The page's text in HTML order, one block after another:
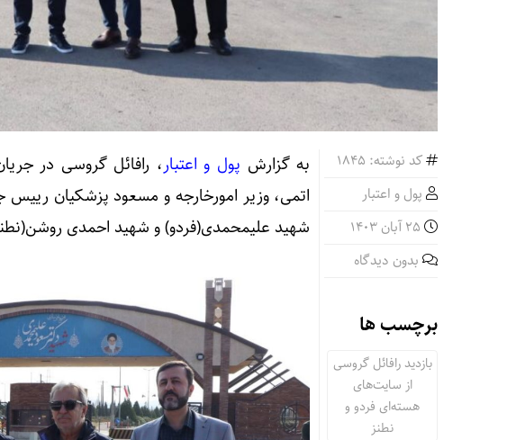
کد نوشته: 1845
پول و اعتبار
بدون دیدگاه
برچسب ها
بازدید رافائل گروسی
از سایت‌های
هسته‌ای فردو و
نطنز
به گزارش پول و اعتبار، رافائل گروسی در
شهید علیمحمدی‌(فردو) و شهید احمدی